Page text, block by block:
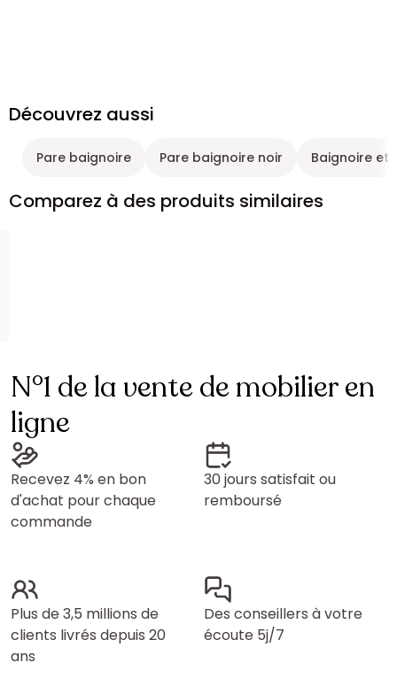
Découvrez aussi
Pare baignoire Pare baignoire noir Baignoire et
Comparez à des produits similaires
N°1 de la vente de mobilier en
ligne
Recevez 4% en bon
d'achat pour chaque
commande
30 jours satisfait ou
remboursé
Plus de 3,5 millions de
clients livrés depuis 20
ans
Des conseillers à votre
écoute 5j/7